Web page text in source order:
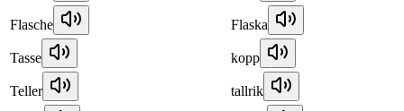
Flasche Flaska
Tasse kopp
Teller tallrik